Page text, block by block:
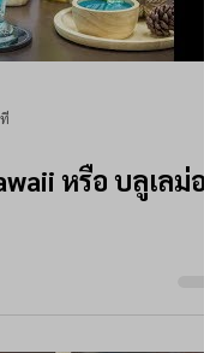
หรือ บลูเลม่อ